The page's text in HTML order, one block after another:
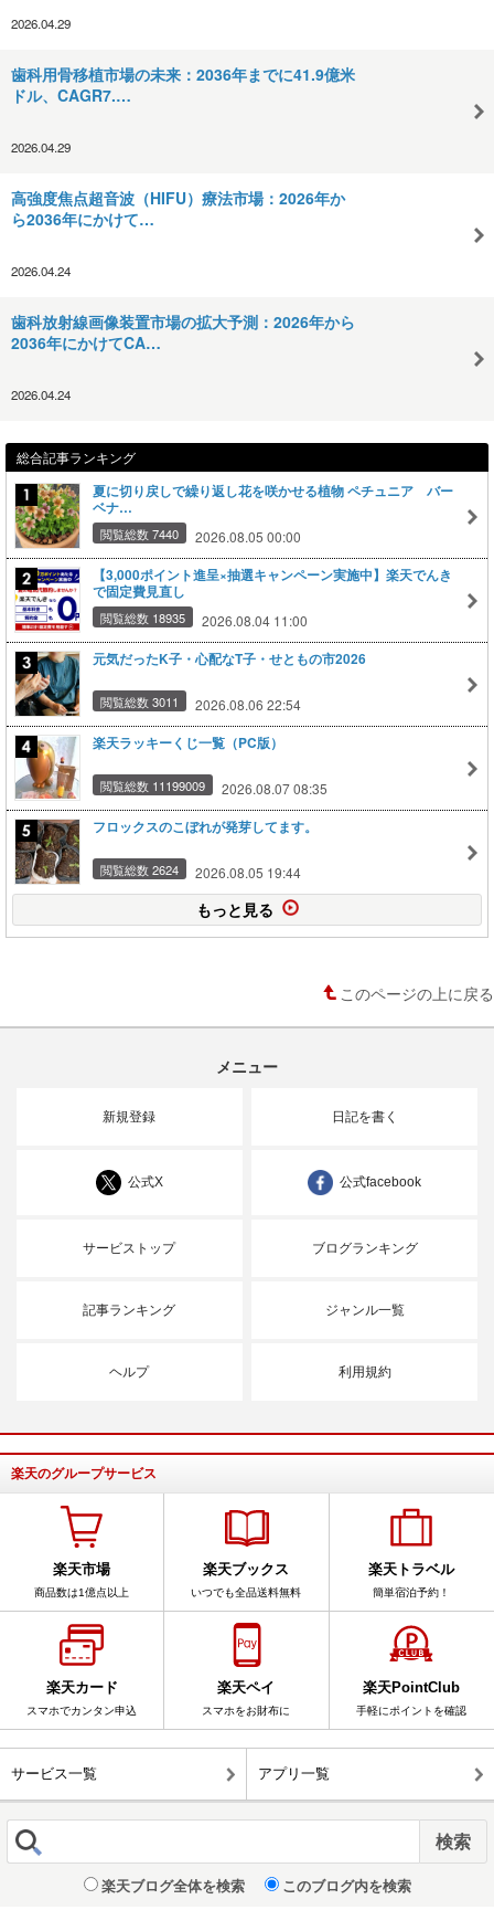
2026.04.29
歯科用骨移植市場の未来：2036年までに41.9億米
ドル、CAGR7.…
2026.04.29
高強度焦点超音波（HIFU）療法市場：2026年か
ら2036年にかけて…
2026.04.24
歯科放射線画像装置市場の拡大予測：2026年から
2036年にかけてCA…
2026.04.24
総合記事ランキング
夏に切り戻しで繰り返し花を咲かせる植物 ペチュニア バー
ベナ…
閲覧総数 7440 2026.08.05 00:00
【3,000ポイント進呈×抽選キャンペーン実施中】楽天でんき
で固定費見直し
閲覧総数 18935 2026.08.04 11:00
元気だったK子・心配なT子・せともの市2026
閲覧総数 3011 2026.08.06 22:54
楽天ラッキーくじ一覧（PC版）
閲覧総数 11199009 2026.08.07 08:35
フロックスのこぼれが発芽してます。
閲覧総数 2624 2026.08.05 19:44
もっと見る
このページの上に戻る
メニュー
新規登録 日記を書く
公式X 公式facebook
サービストップ ブログランキング
記事ランキング ジャンル一覧
ヘルプ 利用規約
楽天のグループサービス
楽天市場
商品数は1億点以上
楽天ブックス
いつでも全品送料無料
楽天トラベル
簡単宿泊予約！
楽天カード
スマホでカンタン申込
楽天ペイ
スマホをお財布に
楽天PointClub
手軽にポイントを確認
サービス一覧 アプリ一覧
楽天ブログ全体を検索 このブログ内を検索